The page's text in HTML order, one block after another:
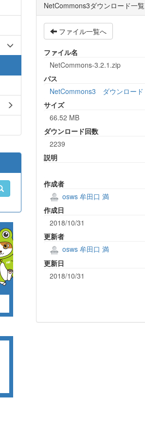
NetCommons3ダウンロード一覧
ファイル一覧へ
ファイル名
NetCommons-3.2.1.zip
パス
NetCommons3 ダウンロード
サイズ
66.52 MB
ダウンロード回数
2239
説明
作成者
osws 牟田口 満
作成日
2018/10/31
更新者
osws 牟田口 満
更新日
2018/10/31